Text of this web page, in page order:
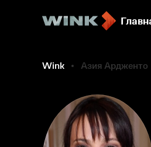
Wink Азия Ардженто